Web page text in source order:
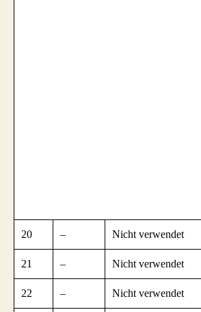
20 – Nicht verwendet
21 – Nicht verwendet
22 – Nicht verwendet